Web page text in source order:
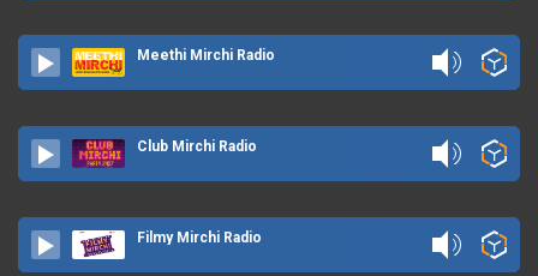
Meethi Mirchi Radio
Club Mirchi Radio
Filmy Mirchi Radio